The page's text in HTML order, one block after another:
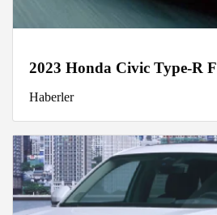
2023 Honda Civic Type-R
Haberler